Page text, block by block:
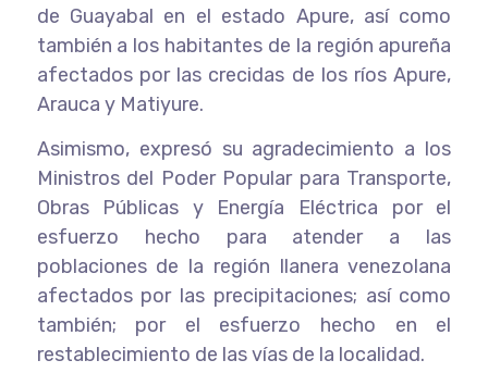
de Guayabal en el estado Apure, así como
también a los habitantes de la región apureña
afectados por las crecidas de los ríos Apure,
Arauca y Matiyure.
Asimismo, expresó su agradecimiento a los
Ministros del Poder Popular para Transporte,
Obras Públicas y Energía Eléctrica por el
esfuerzo hecho para atender a las
poblaciones de la región llanera venezolana
afectados por las precipitaciones; así como
también; por el esfuerzo hecho en el
restablecimiento de las vías de la localidad.